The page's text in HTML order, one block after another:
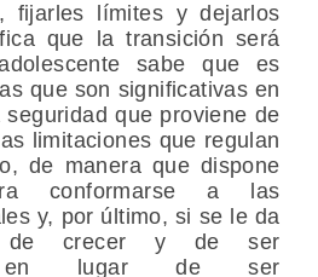
fijarles límites y dejarlos
que la transición será
sabe que es
que son significativas en
que proviene de
limitaciones que regulan
de manera que dispone
conformarse a las
y, por último, si se le da
de crecer y de ser
en lugar de ser